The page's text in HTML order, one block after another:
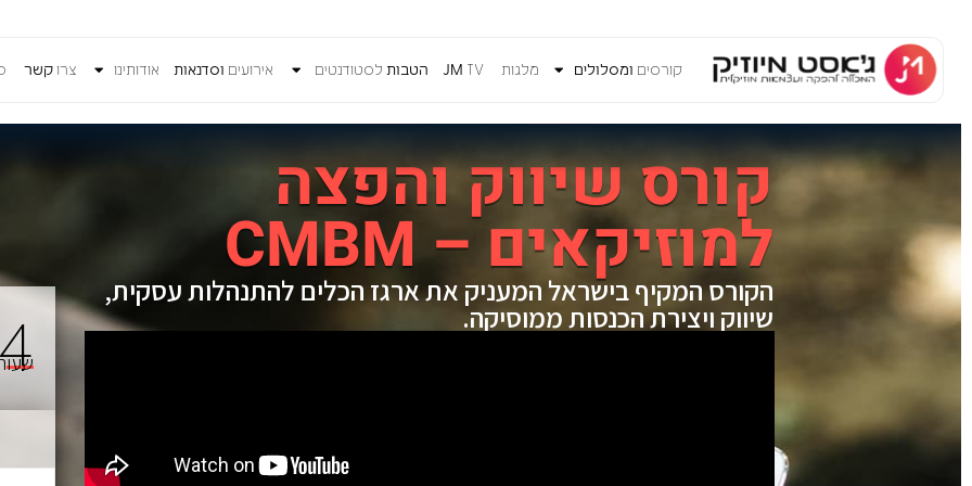
קורסים ומסלולים מלגות JM הטבות לסטודנטים אירועים וסדנאות אודותינו צרוקשר
קורס שיווק והפצה
למוזיקאים – CMBM
הקורס המקיף בישראל המעניק את ארגז הכלים להתנהלות עסקית,
שיווק ויצירת הכנסות ממוסיקה.
n